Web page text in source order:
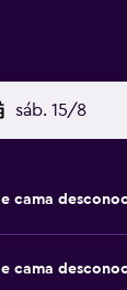
sáb. 15/8
cama
cama